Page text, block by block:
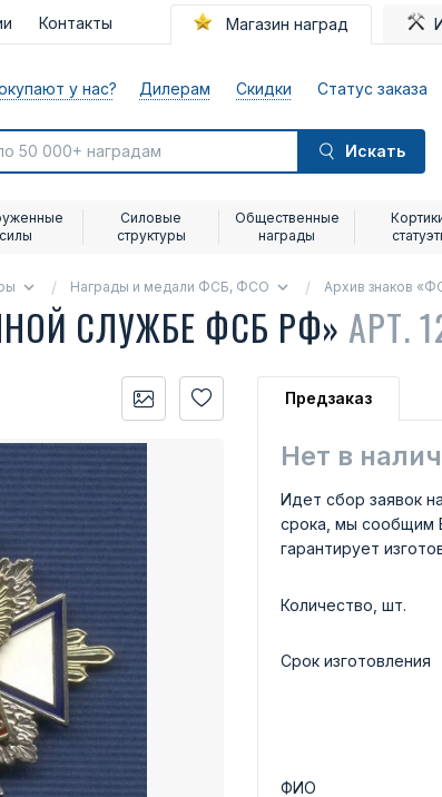
Контакты Магазин наград
у нас? Дилерам Скидки Статус заказа
Искать
силы
Силовые
структуры
Общественные
награды
Награды и медали ФСБ, ФСО Архив знаков
СЛУЖБЕ ФСБ РФ» АРТ.
Предзаказ
Нет в
Идет сбор заявок
срока, мы сообщим
гарантирует
Количество, шт.
Срок изготовления
ФИО